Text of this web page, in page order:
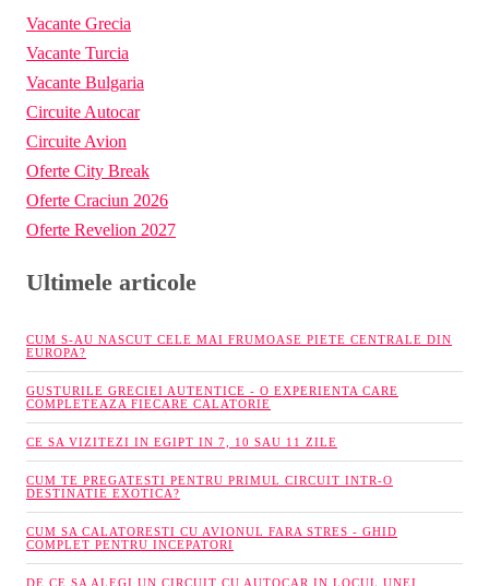
Vacante Grecia
Vacante Turcia
Vacante Bulgaria
Circuite Autocar
Circuite Avion
Oferte City Break
Oferte Craciun 2026
Oferte Revelion 2027
Ultimele articole
CUM S-AU NASCUT CELE MAI FRUMOASE PIETE CENTRALE DIN
EUROPA?
GUSTURILE GRECIEI AUTENTICE - O EXPERIENTA CARE
COMPLETEAZA FIECARE CALATORIE
CE SA VIZITEZI IN EGIPT IN 7, 10 SAU 11 ZILE
CUM TE PREGATESTI PENTRU PRIMUL CIRCUIT INTR-O
DESTINATIE EXOTICA?
CUM SA CALATORESTI CU AVIONUL FARA STRES - GHID
COMPLET PENTRU INCEPATORI
DE CE SA ALEGI UN CIRCUIT CU AUTOCAR IN LOCUL UNEI